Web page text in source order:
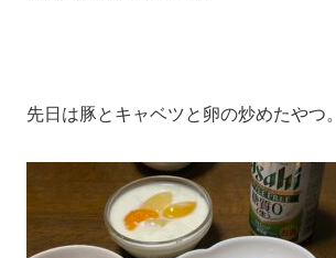
先日は豚とキャベツと卵の炒めたやつ。